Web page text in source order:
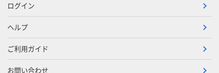
ログイン
ヘルプ
ご利用ガイド
お問い合わせ